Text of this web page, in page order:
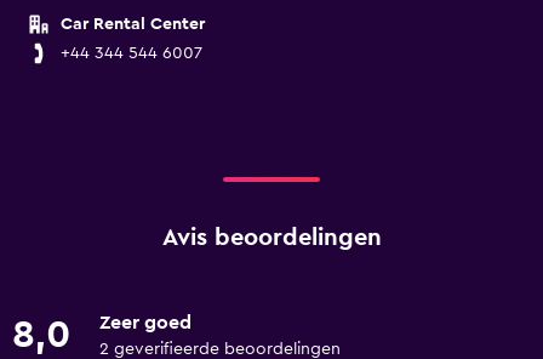
Car Rental Center
+44 344 544 6007
Avis beoordelingen
8,0 Zeer goed
2 geverifieerde beoordelingen